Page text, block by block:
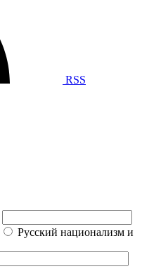
RSS
Русский национализм и